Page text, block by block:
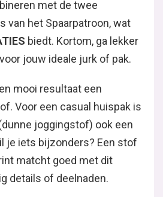
met de twee
van het Spaarpatroon, wat
biedt. Kortom, ga lekker
jouw ideale jurk of pak.
mooi resultaat een
Voor een casual huispak is
joggingstof) ook een
je iets bijzonders? Een stof
matcht goed met dit
details of deelnaden.